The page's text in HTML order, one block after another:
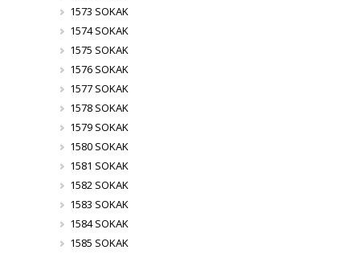
1573 SOKAK
1574 SOKAK
1575 SOKAK
1576 SOKAK
1577 SOKAK
1578 SOKAK
1579 SOKAK
1580 SOKAK
1581 SOKAK
1582 SOKAK
1583 SOKAK
1584 SOKAK
1585 SOKAK